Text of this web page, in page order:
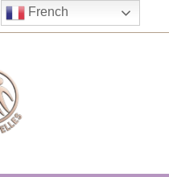
French